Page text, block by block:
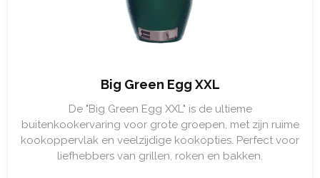
Big Green Egg XXL
De "Big Green Egg XXL" is de ultieme
buitenkookervaring voor grote groepen, met zijn ruime
kookoppervlak en veelzijdige kookopties. Perfect voor
liefhebbers van grillen, roken en bakken.